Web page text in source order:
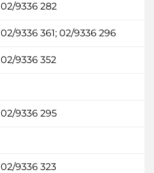
02/9336 282
02/9336 361; 02/9336 296
02/9336 352
02/9336 295
02/9336 323